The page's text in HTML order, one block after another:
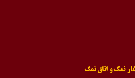
نمک و اتاق نمک